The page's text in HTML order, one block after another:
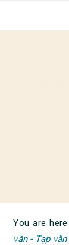
You are here:
văn - Tạp văn